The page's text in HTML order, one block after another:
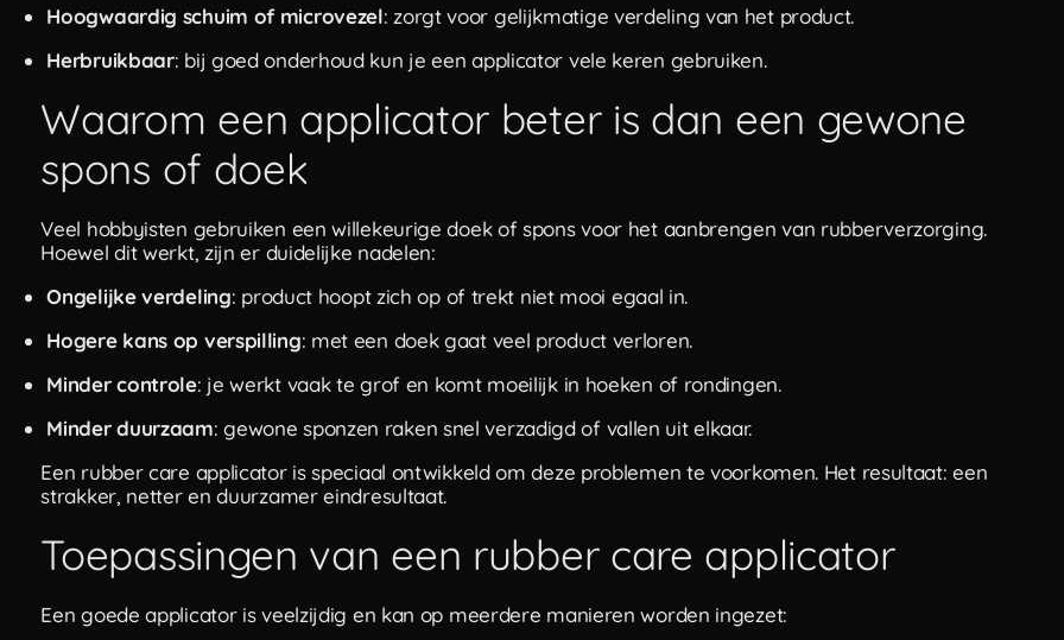
Hoogwaardig schuim of microvezel: zorgt voor gelijkmatige verdeling van het product.
Herbruikbaar: bij goed onderhoud kun je een applicator vele keren gebruiken.
Waarom een applicator beter is dan een gewone
spons of doek
Veel hobbyisten gebruiken een willekeurige doek of spons voor het aanbrengen van rubberverzorging.
Hoewel dit werkt, zijn er duidelijke nadelen:
Ongelijke verdeling: product hoopt zich op of trekt niet mooi egaal in.
Hogere kans op verspilling: met een doek gaat veel product verloren.
Minder controle: je werkt vaak te grof en komt moeilijk in hoeken of rondingen.
Minder duurzaam: gewone sponzen raken snel verzadigd of vallen uit elkaar.
Een rubber care applicator is speciaal ontwikkeld om deze problemen te voorkomen. Het resultaat: een
strakker, netter en duurzamer eindresultaat.
Toepassingen van een rubber care applicator
Een goede applicator is veelzijdig en kan op meerdere manieren worden ingezet: